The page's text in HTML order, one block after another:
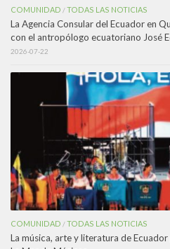
COMUNIDAD /TODAS LAS NOTICIAS
La Agencia Consular del Ecuador en
con el antropólogo ecuatoriano José
2026-07-22
COMUNIDAD /TODAS LAS NOTICIAS
La música, arte y literatura de